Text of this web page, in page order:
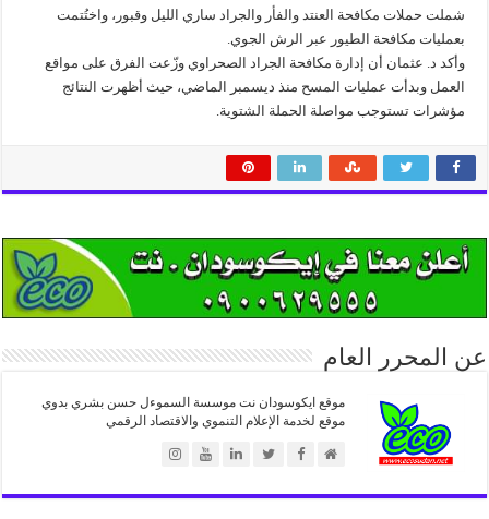
شملت حملات مكافحة العنتد والفأر والجراد ساري الليل وقبور، واختُتمت
بعمليات مكافحة الطيور عبر الرش الجوي.
وأكد د. عثمان أن إدارة مكافحة الجراد الصحراوي وزّعت الفرق على مواقع
العمل وبدأت عمليات المسح منذ ديسمبر الماضي، حيث أظهرت النتائج
مؤشرات تستوجب مواصلة الحملة الشتوية.
عن المحرر العام
موقع ايكوسودان نت موسسة السموءل حسن بشري بدوي
موقع لخدمة الإعلام التنموي والاقتصاد الرقمي